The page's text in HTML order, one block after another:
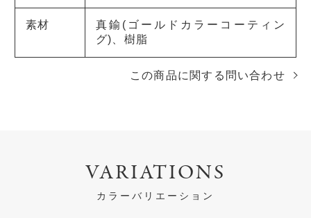
素材
真鍮(ゴールドカラーコーティン
グ)、樹脂
この商品に関する問い合わせ
VARIATIONS
カラーバリエーション